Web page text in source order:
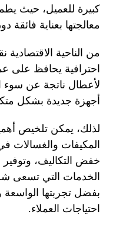
كبيرة للعميل، حيث
معالجتها بعناية
من الناحية الاقتصادية
احترافية يحافظ على
لأعطال ناتجة عن سوء
أجهزة جديدة بشكل
لذلك، يمكن تلخيص
المكيفات والغسالات
خفض التكاليف،
الخدمات التي تسعى
بفضل تجربتها الواسعة
احتياجات العملاء.